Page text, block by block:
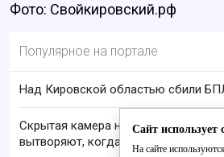
Фото: Свойкировский.рф
Популярное на портале
Над Кировской областью сбили
Скрытая камера на пляже Крыма:
вытворяют, когда их не видят...
Сайт использует
На сайте